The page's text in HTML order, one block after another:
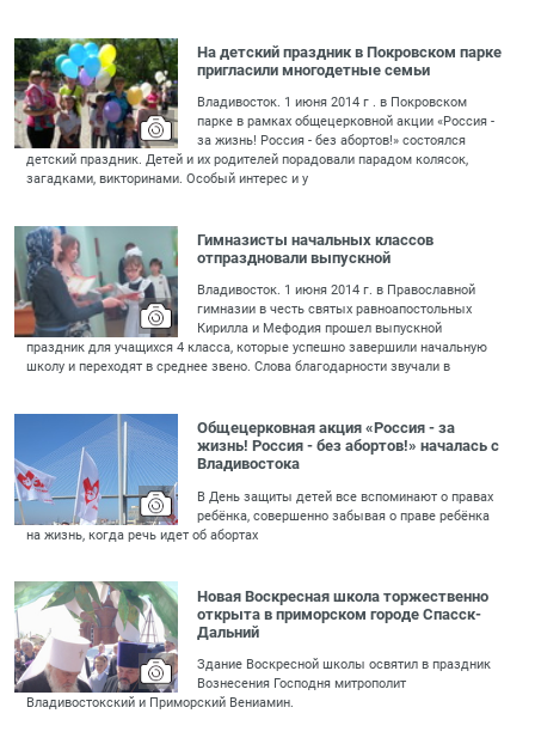
На детский праздник в Покровском парке
пригласили многодетные семьи
Владивосток. 1 июня 2014 г . в Покровском
парке в рамках общецерковной акции «Россия -
за жизнь! Россия - без абортов!» состоялся
детский праздник. Детей и их родителей порадовали парадом колясок,
загадками, викторинами. Особый интерес и у
Гимназисты начальных классов
отпраздновали выпускной
Владивосток. 1 июня 2014 г. в Православной
гимназии в честь святых равноапостольных
Кирилла и Мефодия прошел выпускной
праздник для учащихся 4 класса, которые успешно завершили начальную
школу и переходят в среднее звено. Слова благодарности звучали в
Общецерковная акция «Россия - за
жизнь! Россия - без абортов!» началась с
Владивостока
В День защиты детей все вспоминают о правах
ребёнка, совершенно забывая о праве ребёнка
на жизнь, когда речь идет об абортах
Новая Воскресная школа торжественно
открыта в приморском городе Спасск-
Дальний
Здание Воскресной школы освятил в праздник
Вознесения Господня митрополит
Владивостокский и Приморский Вениамин.